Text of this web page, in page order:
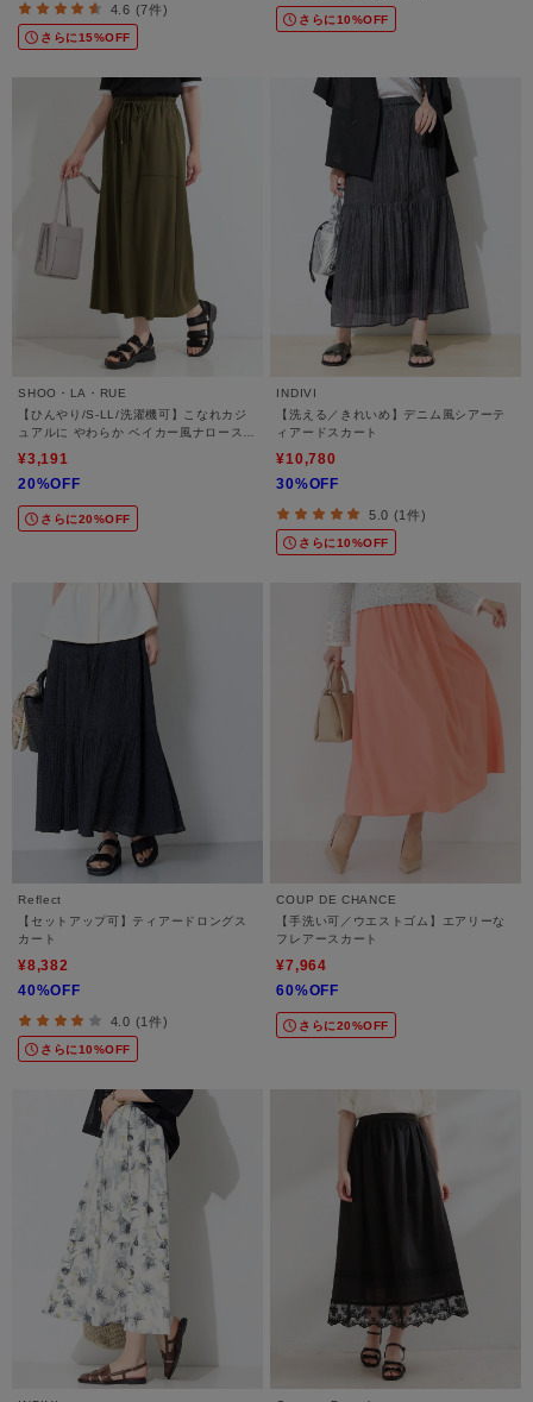
4.6 (7件)
さらに15%OFF
さらに10%OFF
SHOO・LA・RUE
【ひんやり/S-LL/洗濯機可】こなれカジ
ュアルに やわらか ベイカー風ナロースカ
ート
¥3,191
20%OFF
さらに20%OFF
INDIVI
【洗える／きれいめ】デニム風シアーテ
ィアードスカート
¥10,780
30%OFF
5.0 (1件)
さらに10%OFF
Reflect
【セットアップ可】ティアードロングス
カート
¥8,382
40%OFF
4.0 (1件)
さらに10%OFF
COUP DE CHANCE
【手洗い可／ウエストゴム】エアリーな
フレアースカート
¥7,964
60%OFF
さらに20%OFF